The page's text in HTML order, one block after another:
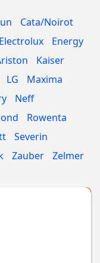
Cata/Noirot
Electrolux
Energy
Kaiser
LG
Maxima
Neff
Rowenta
Severin
Zauber
Zelmer